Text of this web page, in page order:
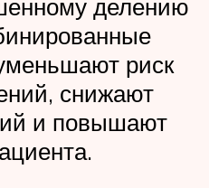
делению
риск
снижают
и повышают